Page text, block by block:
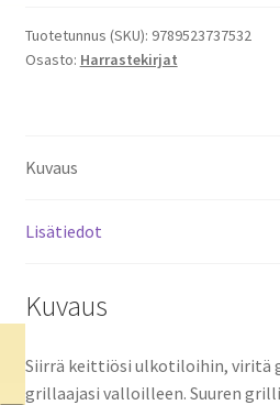
Tuotetunnus (SKU): 9789523737532
Osasto: Harrastekirjat
Kuvaus
Lisätiedot
Kuvaus
Siirrä keittiösi ulkotiloihin, viritä
grillaajasi valloilleen. Suuren